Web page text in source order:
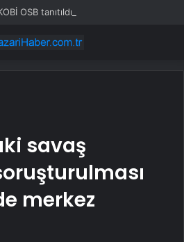
savaş
merkez